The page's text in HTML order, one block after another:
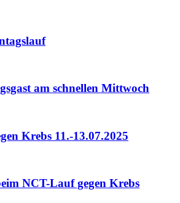
am schnellen Mittwoch
Krebs 11.-13.07.2025
NCT-Lauf gegen Krebs